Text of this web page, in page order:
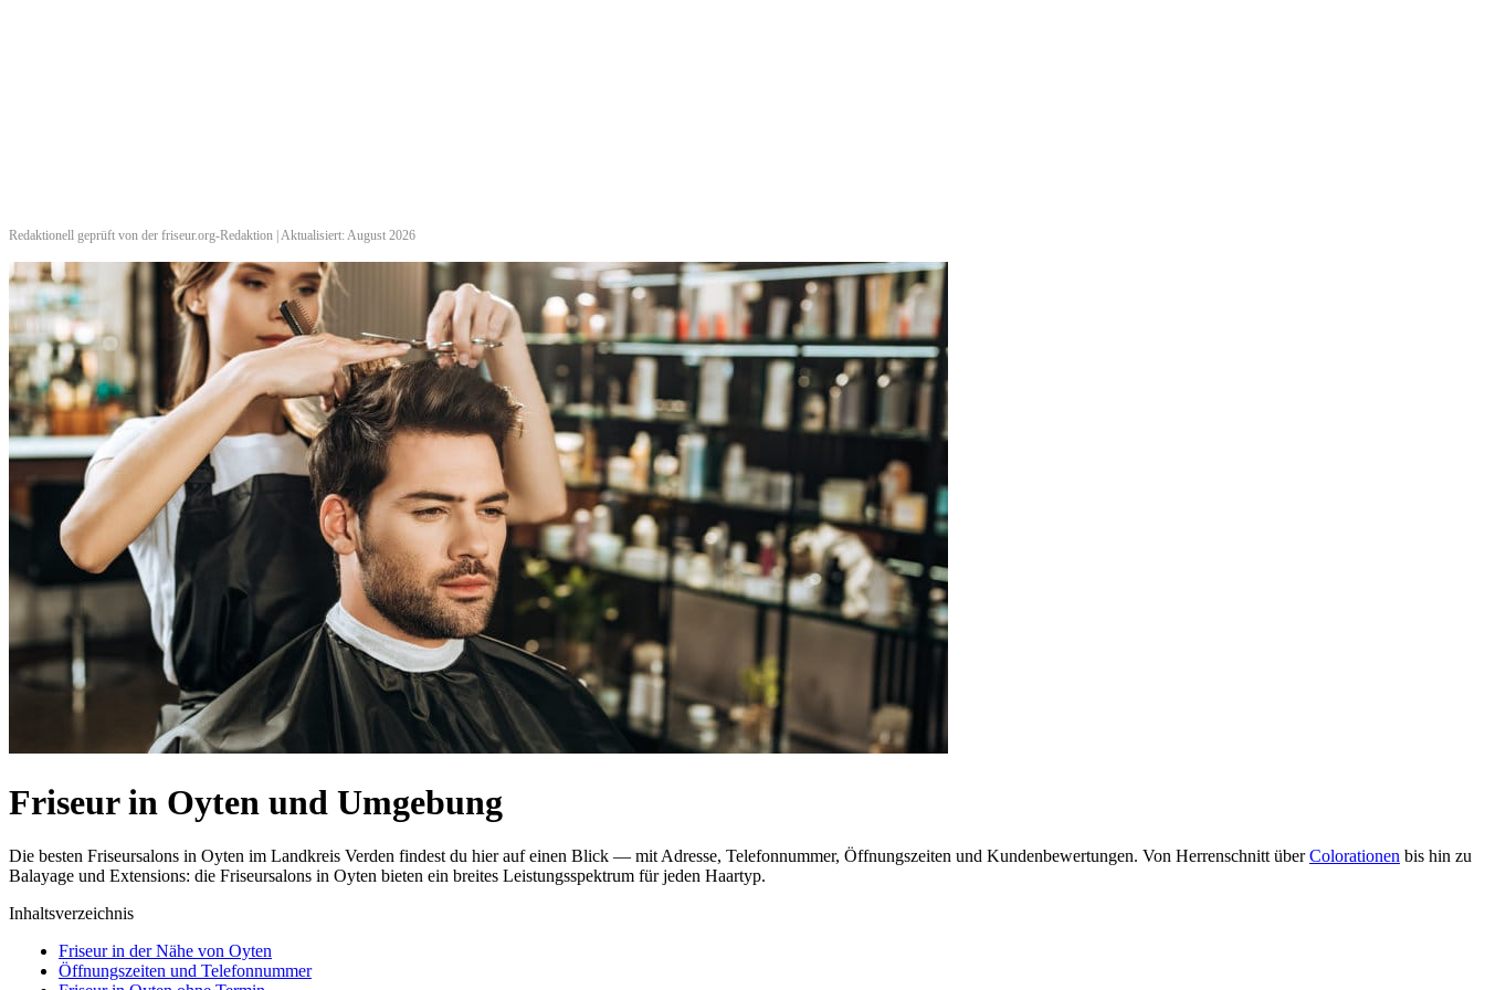
Redaktionell geprüft von der friseur.org-Redaktion | Aktualisiert: August 2026
Friseur in Oyten und Umgebung
Die besten Friseursalons in Oyten im Landkreis Verden findest du hier auf einen Blick — mit Adresse, Telefonnummer, Öffnungszeiten und Kundenbewertungen. Von Herrenschnitt überColorationen bis hin zu
Balayage und Extensions: die Friseursalons in Oyten bieten ein breites Leistungsspektrum für jeden Haartyp.
Inhaltsverzeichnis
Friseur in der Nähe von Oyten
Öffnungszeiten und Telefonnummer